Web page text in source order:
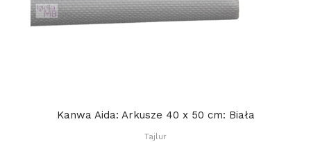
Kanwa Aida: Arkusze 40 x 50 cm: Biała
Tajlur